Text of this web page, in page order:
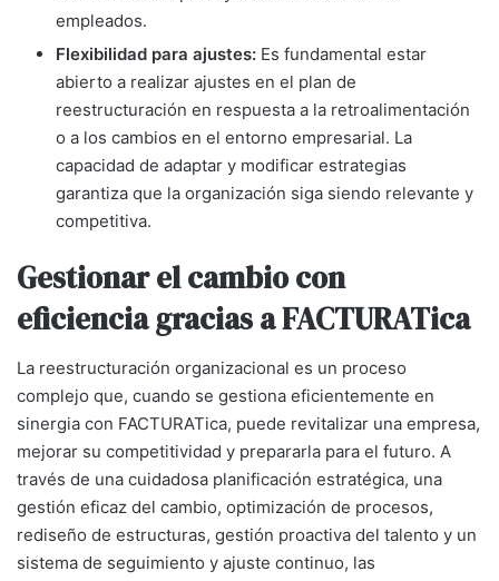
empleados.
Flexibilidad para ajustes: Es fundamental estar
abierto a realizar ajustes en el plan de
reestructuración en respuesta a la retroalimentación
o a los cambios en el entorno empresarial. La
capacidad de adaptar y modificar estrategias
garantiza que la organización siga siendo relevante y
competitiva.
Gestionar el cambio con
eficiencia gracias a FACTURATica
La reestructuración organizacional es un proceso
complejo que, cuando se gestiona eficientemente en
sinergia con FACTURATica, puede revitalizar una empresa,
mejorar su competitividad y prepararla para el futuro. A
través de una cuidadosa planificación estratégica, una
gestión eficaz del cambio, optimización de procesos,
rediseño de estructuras, gestión proactiva del talento y un
sistema de seguimiento y ajuste continuo, las